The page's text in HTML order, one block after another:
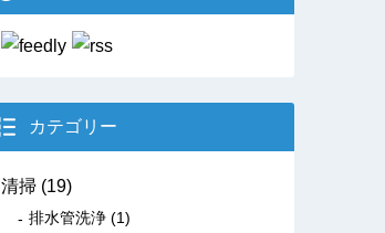
カテゴリー
清掃 (19)
排水管洗浄 (1)